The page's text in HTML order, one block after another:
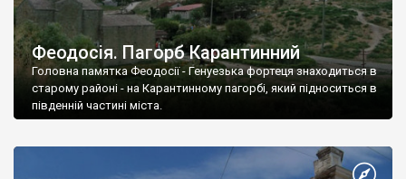
Феодосія. Пагорб Карантинний
Головна памятка Феодосії - Генуезька фортеця знаходиться в
старому районі - на Карантинному пагорбі, який підноситься в
південній частині міста.